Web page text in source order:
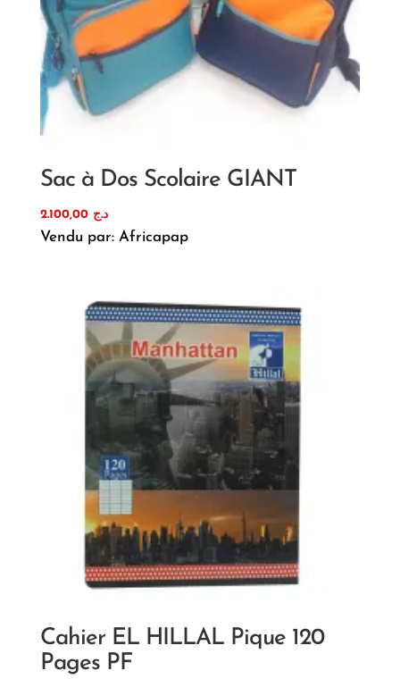
Sac à Dos Scolaire GIANT
د.ج 2.100,00
Vendu par: Africapap
Cahier EL HILLAL Pique 120
Pages PF